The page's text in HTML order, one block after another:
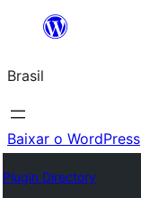
o
conteúdo
Brasil
Baixar o WordPress
Plugin Directory